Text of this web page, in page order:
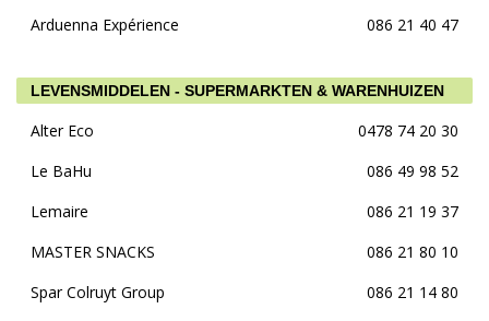
Arduenna Expérience 086 21 40 47
LEVENSMIDDELEN - SUPERMARKTEN & WARENHUIZEN
Alter Eco
0478 74 20 30
Le BaHu
086 49 98 52
Lemaire
086 21 19 37
MASTER SNACKS
086 21 80 10
Spar Colruyt Group
086 21 14 80